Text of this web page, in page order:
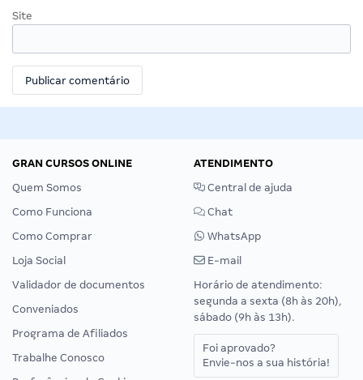
Site
GRAN CURSOS ONLINE
Quem Somos
Como Funciona
Como Comprar
Loja Social
Validador de documentos
Conveniados
Programa de Afiliados
Trabalhe Conosco
ATENDIMENTO
Central de ajuda
Chat
WhatsApp
E-mail
Horário de atendimento:
segunda a sexta (8h às 20h),
sábado (9h às 13h).
Foi aprovado?
Envie-nos a sua história!